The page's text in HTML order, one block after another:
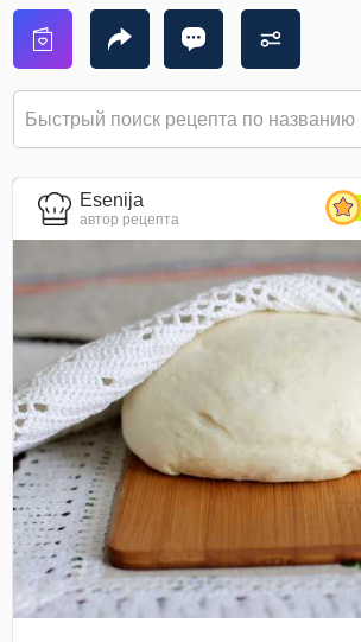
Esenija
автор рецепта